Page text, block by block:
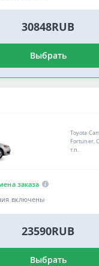
30848RUB
Выбрать
Toyota
Fortuner,
т.п.
заказа
включены
23590RUB
Выбрать